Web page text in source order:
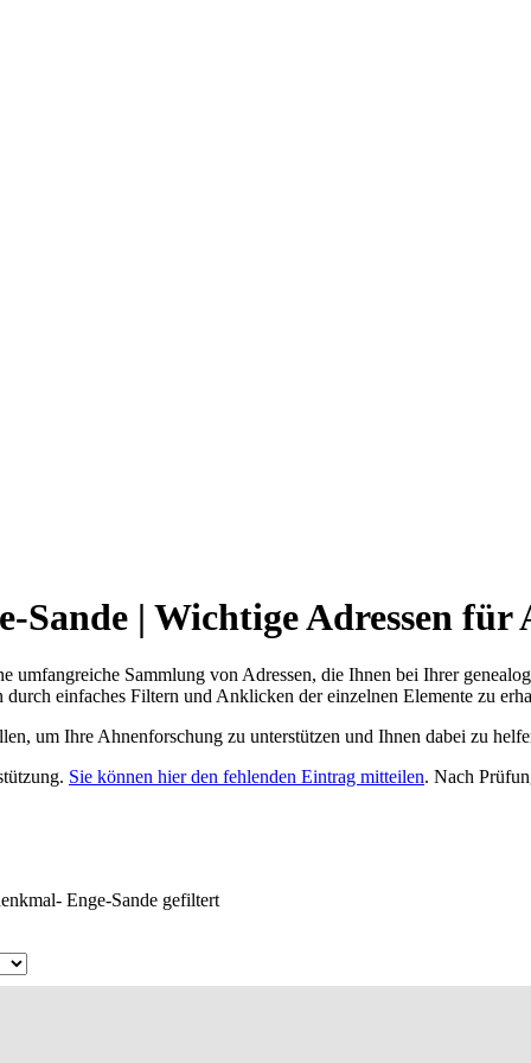
| Wichtige Adressen für
Sammlung von Adressen, die Ihnen bei Ihrer
einfaches Filtern und Anklicken der einzelnen Elemente zu
um Ihre Ahnenforschung zu unterstützen und Ihnen dabei zu
Sie können hier den fehlenden Eintrag mitteilen. Nach
Enge-Sande gefiltert